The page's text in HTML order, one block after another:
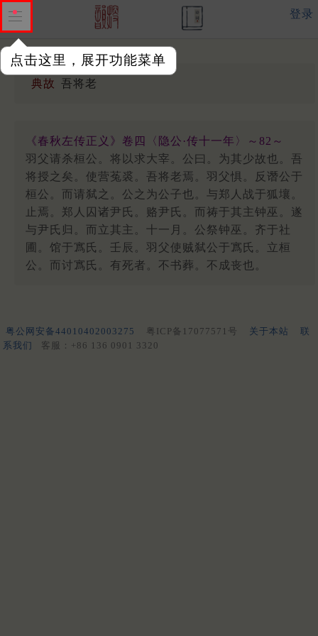
点击这里，展开功能菜单
登录
典故 吾将老
《春秋左传正义》卷四〈隐公·传十一年〉～82～
羽父请杀桓公。将以求大宰。公曰。为其少故也。吾
将授之矣。使营菟裘。吾将老焉。羽父惧。反谮公于
桓公。而请弑之。公之为公子也。与郑人战于狐壤。
止焉。郑人囚诸尹氏。赂尹氏。而祷于其主钟巫。遂
与尹氏归。而立其主。十一月。公祭钟巫。齐于社
圃。馆于寪氏。壬辰。羽父使贼弑公于寪氏。立桓
公。而讨寪氏。有死者。不书葬。不成丧也。
粤公网安备44010402003275 粤ICP备17077571号 关于本站
联
系我们
客服：+86 136 0901 3320